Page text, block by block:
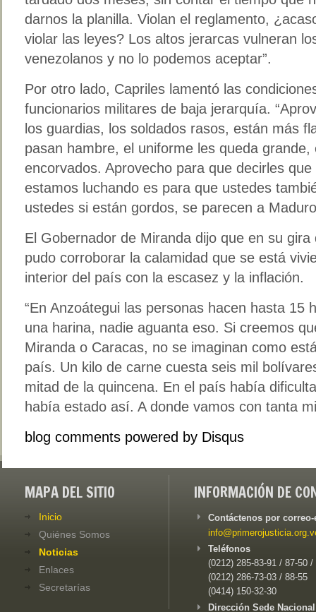
darnos la planilla. Violan el reglamento,
violar las leyes? Los altos jerarcas vulneran
venezolanos y no lo podemos aceptar”.
Por otro lado, Capriles lamentó las
funcionarios militares de baja jerarquía.
los guardias, los soldados rasos, están más
pasan hambre, el uniforme les queda
encorvados. Aprovecho para que decirles
estamos luchando es para que ustedes
ustedes si están gordos, se parecen a
El Gobernador de Miranda dijo que en su
pudo corroborar la calamidad que se está
interior del país con la escasez y la inflación.
“En Anzoátegui las personas hacen hasta 15
una harina, nadie aguanta eso. Si creemos
Miranda o Caracas, no se imaginan como
país. Un kilo de carne cuesta seis mil
mitad de la quincena. En el país había
había estado así. A donde vamos con tanta
blog comments powered by Disqus
MAPA DEL SITIO
Inicio
Quiénes Somos
Noticias
Enlaces
Secretarías
INFORMACIÓN DE
Contáctenos por
Teléfonos
(0212) 285-83-91 / 87-50 /
(0212) 286-73-03 / 88-55
(0414) 150-32-30
Dirección Sede